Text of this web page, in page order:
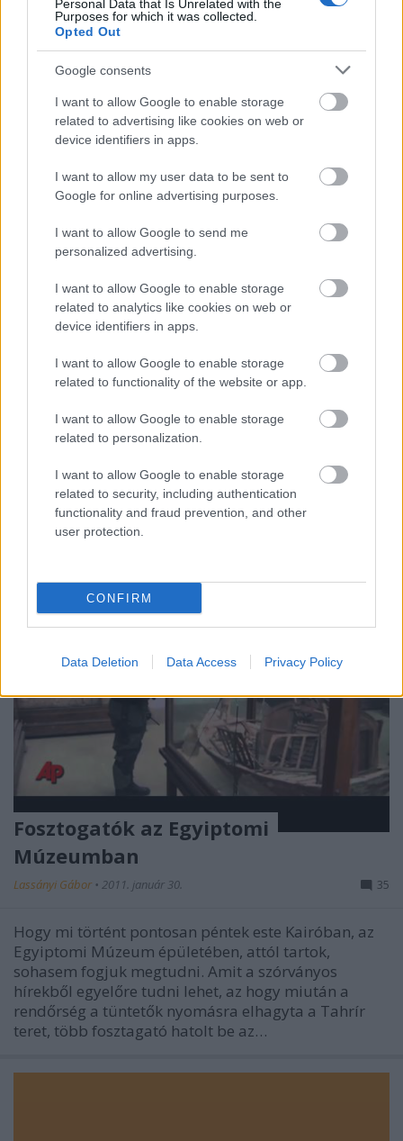
Personal Data that Is Unrelated with the
Purposes for which it was collected.
Opted Out
Google consents
I want to allow Google to enable storage
related to advertising like cookies on web or
device identifiers in apps.
I want to allow my user data to be sent to
Google for online advertising purposes.
I want to allow Google to send me
personalized advertising.
I want to allow Google to enable storage
related to analytics like cookies on web or
device identifiers in apps.
I want to allow Google to enable storage
related to functionality of the website or app.
I want to allow Google to enable storage
related to personalization.
I want to allow Google to enable storage
related to security, including authentication
functionality and fraud prevention, and other
user protection.
CONFIRM
Data Deletion Data Access Privacy Policy
Egy rejtélyes késő bronzkori
„tömegsír” a Nagykunságban
Király Ágnes 2011. február 03.
Rendkívül különös leletegyüttes látott napvilágot
2009. májusában az ELTE Régészettudományi
Intézetének nagykunsági megelőző feltárásán. A mai
Pusztataskony falutól nyugatra fekvő, a késő
bronzkor ún. pre-Gáva (Kr. e. 1300–1100 körüli)
időszakára keltezhető…
Új szerzők a Sírásók naplóján -
szolgálati közlemény
Sírásók naplója•2011. február 03.
Nagy örömünkre szolgál, hogy úgy tűnik néhány
lelkes kollégának köszönhetően a jövőben az ELTE
Régészettudományi Intézet doktoranduszai és
végzős hallgatói is szervezetten bekapcsolódnak
blogunk írásába. Bár már eddig is olvasható volt az
Intézet több…
Fosztogatók az Egyiptomi
Múzeumban
Lassányi Gábor • 2011. január 30. 35
Hogy mi történt pontosan péntek este Kairóban, az
Egyiptomi Múzeum épületében, attól tartok,
sohasem fogjuk megtudni. Amit a szórványos
hírekből egyelőre tudni lehet, az hogy miután a
rendőrség a tüntetők nyomásra elhagyta a Tahrír
teret, több fosztagató hatolt be az…